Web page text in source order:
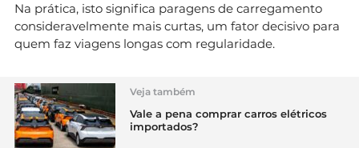
Na prática, isto significa paragens de carregamento
consideravelmente mais curtas, um fator decisivo para
quem faz viagens longas com regularidade.
Veja também
Vale a pena comprar carros elétricos
importados?